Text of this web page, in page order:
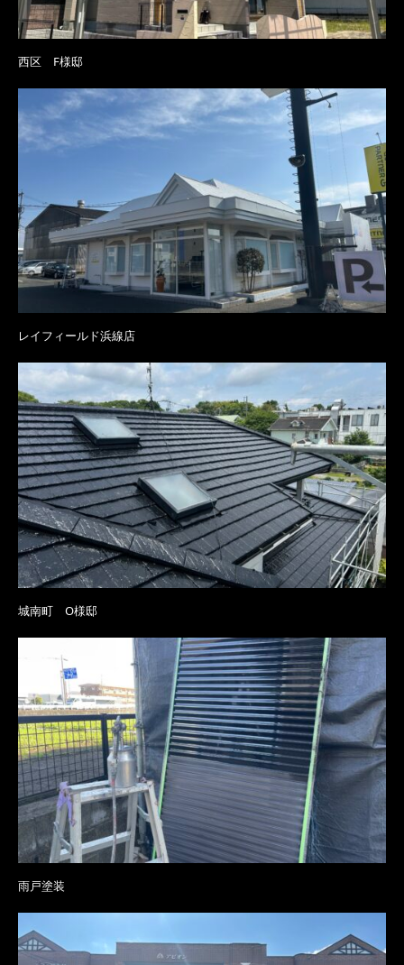
西区 F様邸
レイフィールド浜線店
城南町 O様邸
雨戸塗装